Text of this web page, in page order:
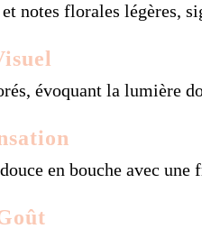
notes florales légères,
évoquant la lumière
en bouche avec